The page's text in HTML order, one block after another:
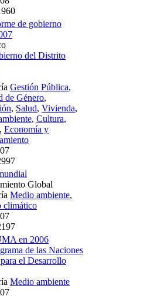
de gobierno
del Distrito
Gestión Pública,
de Género,
, Salud, Vivienda,
, Cultura,
, Economía y
Global
Medio ambiente,
climático
en 2006
de las Naciones
el Desarrollo
Medio ambiente